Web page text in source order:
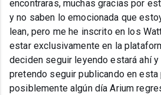
encontraras, muchas gracias por
y no saben lo emocionada que
lean, pero me he inscrito en los
estar exclusivamente en la
deciden seguir leyendo estará ahí
pretendo seguir publicando en
posiblemente algún día Arium